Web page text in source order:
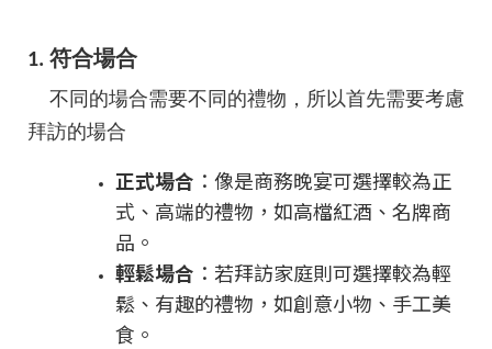
1. 符合場合
不同的場合需要不同的禮物，所以首先需要考慮
拜訪的場合
正式場合 ：像是商務晚宴可選擇較為正
式、高端的禮物，如高檔紅酒、名牌商
品。
輕鬆場合 ：若拜訪家庭則可選擇較為輕
鬆、有趣的禮物，如創意小物、手工美
食。